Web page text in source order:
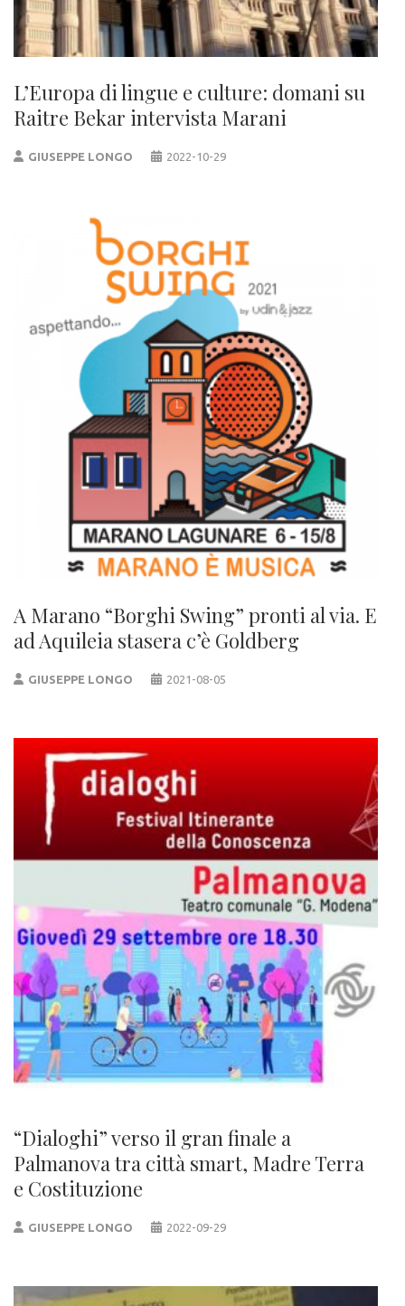
L’Europa di lingue e culture: domani su
Raitre Bekar intervista Marani
GIUSEPPE LONGO 2022-10-29
A Marano “Borghi Swing” pronti al via. E
ad Aquileia stasera c’è Goldberg
GIUSEPPE LONGO 2021-08-05
“Dialoghi” verso il gran finale a
Palmanova tra città smart, Madre Terra
e Costituzione
GIUSEPPE LONGO 2022-09-29